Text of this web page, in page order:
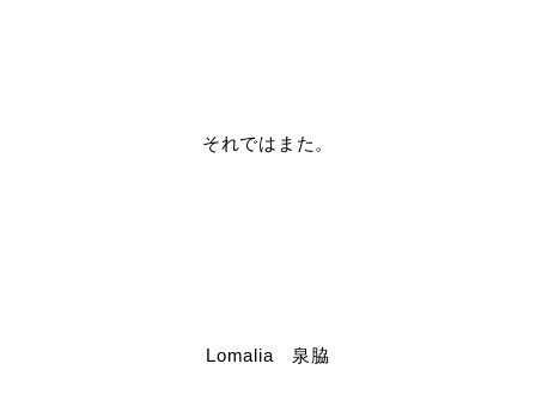
それではまた。
Lomalia 泉脇